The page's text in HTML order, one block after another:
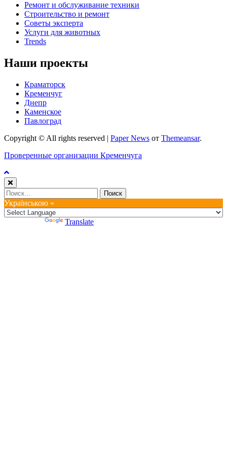
Ремонт и обслуживание техники
Строительство и ремонт
Советы эксперта
Услуги для животных
Trends
Наши проекты
Краматорск
Кременчуг
Днепр
Каменское
Павлоград
Copyright © All rights reserved | Paper News от Themeansar.
Проверенные организации Кременчуга
Найти:
Українською »
Translate